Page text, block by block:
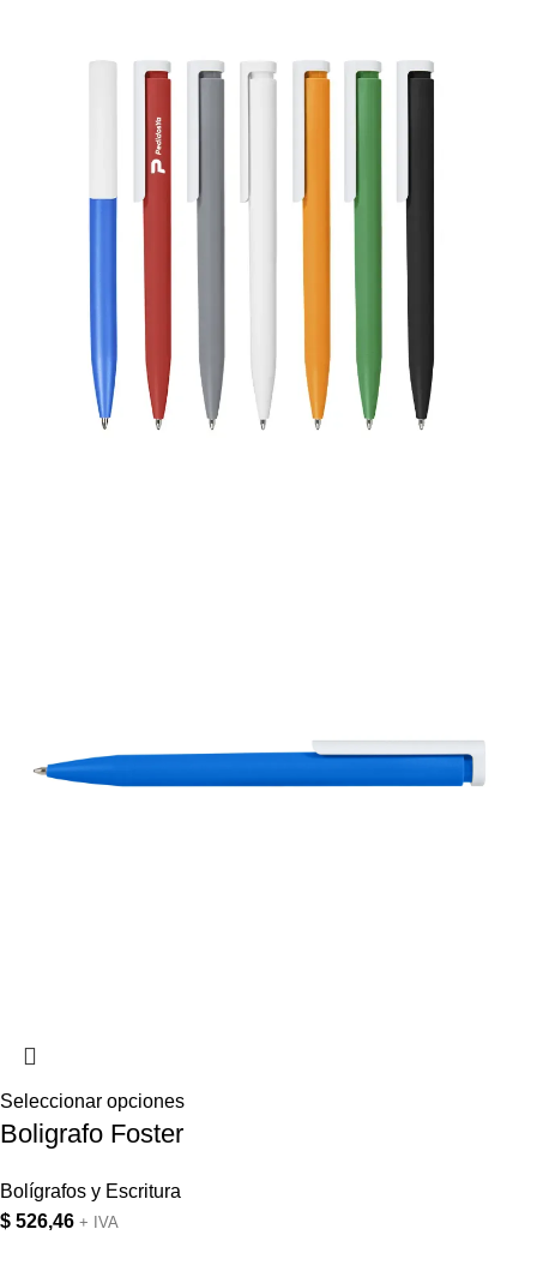
Seleccionar opciones
Boligrafo Foster
Bolígrafos y Escritura
$ 526,46 + IVA